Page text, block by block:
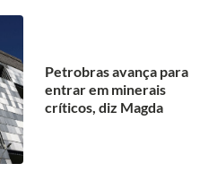
Petrobras avança para
entrar em minerais
críticos, diz Magda